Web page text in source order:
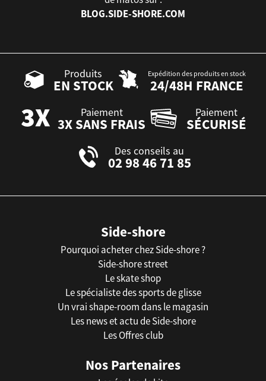
BLOG.SIDE-SHORE.COM
Produits
EN STOCK
Expédition des produits en stock
24/48H FRANCE
Paiement
3X SANS FRAIS
Paiement
SÉCURISÉ
Des conseils au
02 98 46 71 85
Side-shore
Pourquoi acheter chez Side-shore ?
Side-shore street
Le skate shop
Le spécialiste des sports de glisse
Un vrai shape-room dans le magasin
Les news et actu de Side-shore
Les Offres club
Nos Partenaires